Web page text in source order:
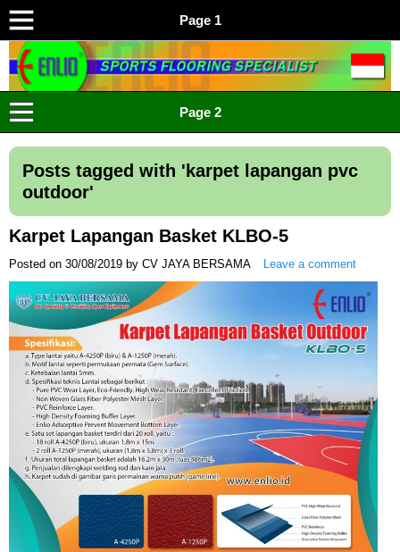
Page 1
ENLIO INDONESIA
Menyediakan Karpet Lapangan Olahraga Yang Lengkap
Page 2
Posts tagged with ' karpet lapangan pvc
outdoor'
Karpet Lapangan Basket KLBO-5
Posted on 30/08/2019 by CV JAYA BERSAMA Leave a comment